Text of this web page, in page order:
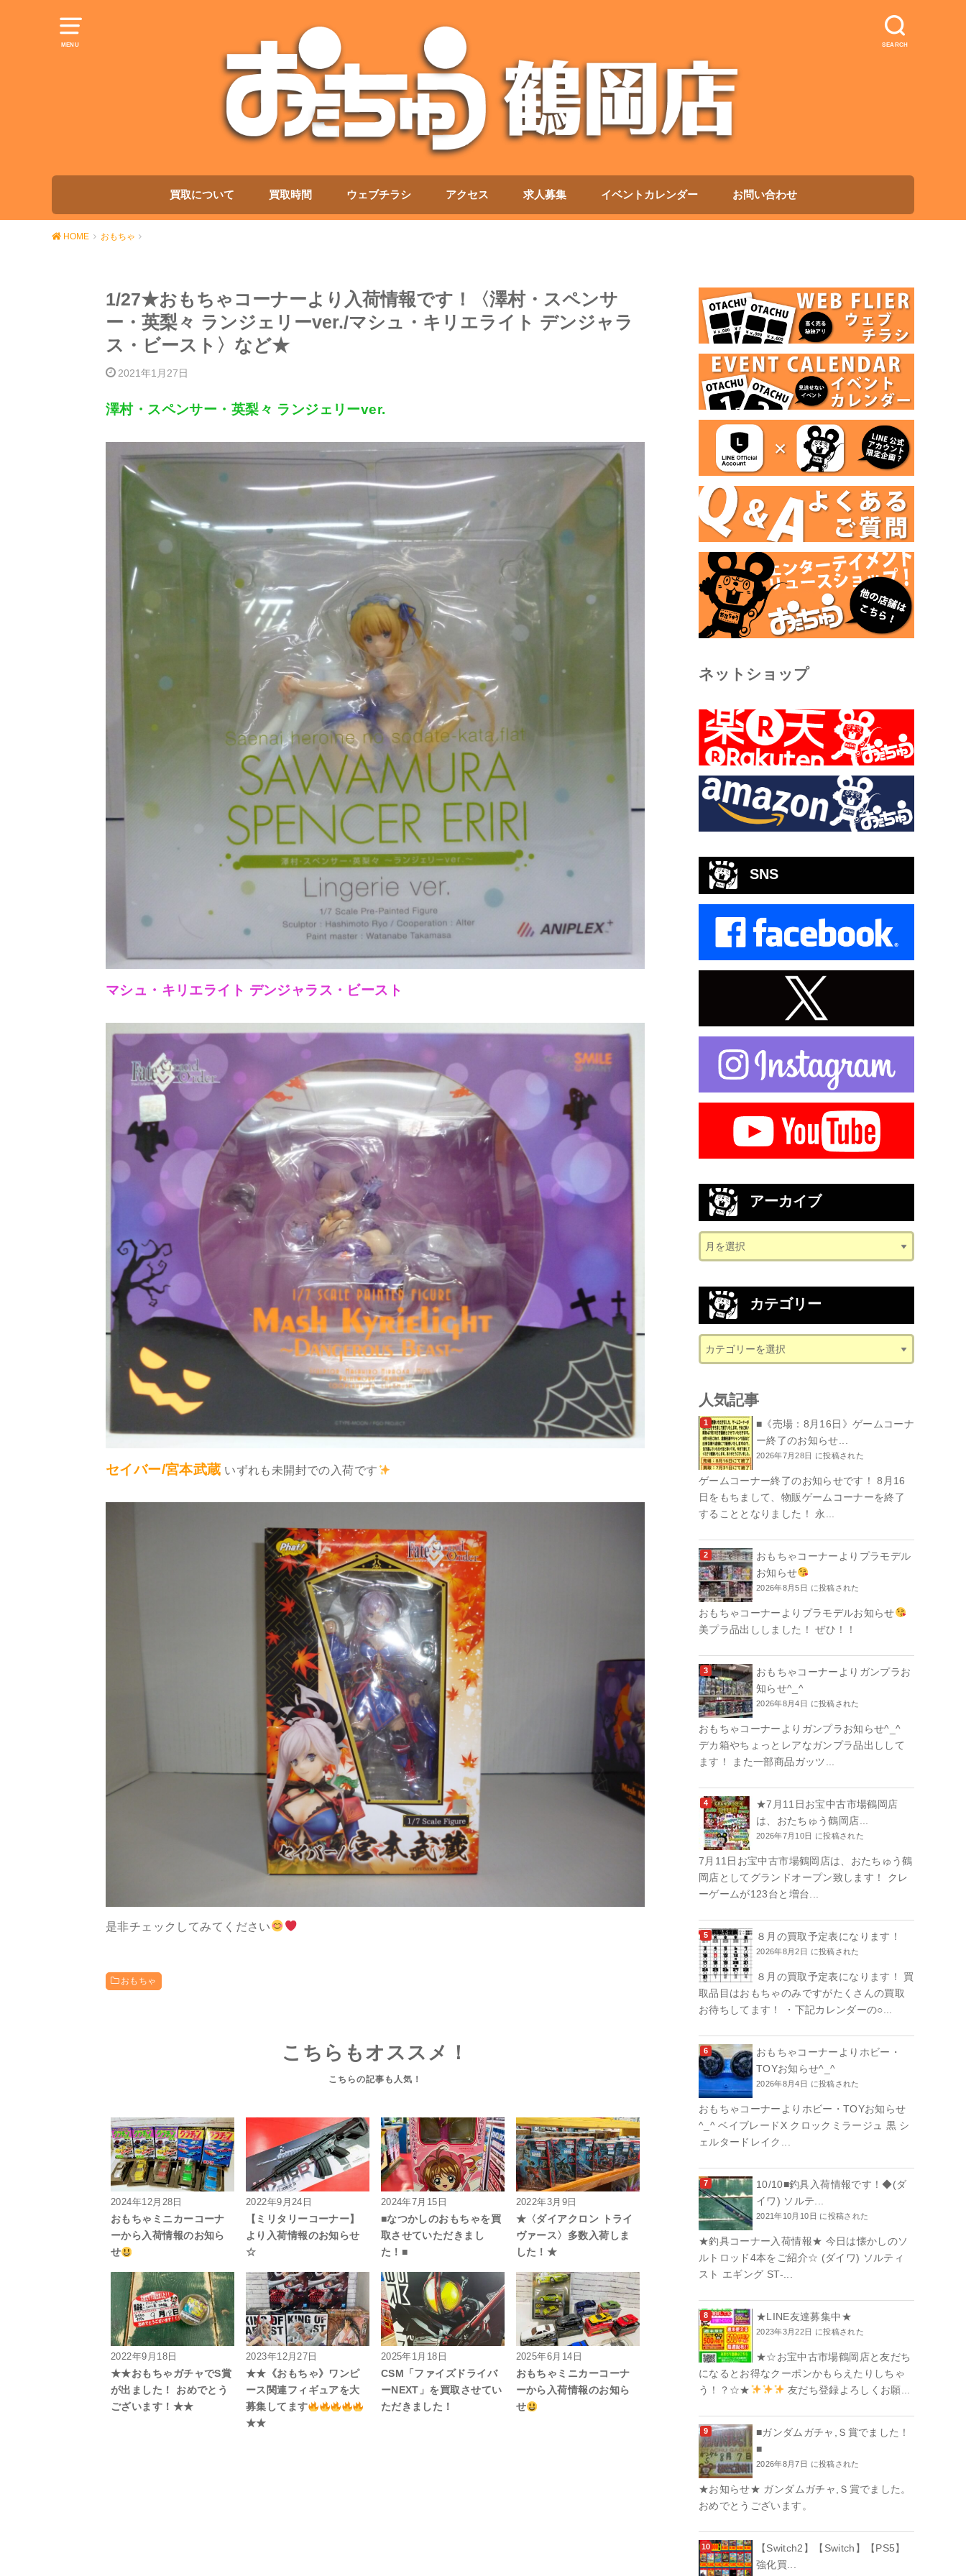
MENU SEARCH
買取について 買取時間 ウェブチラシ アクセス 求人募集 イベントカレンダー お問い合わせ
HOME おもちゃ
1/27★おもちゃコーナーより入荷情報です！〈澤村・スペンサ
ー・英梨々 ランジェリーver./マシュ・キリエライト デンジャラ
ス・ビースト〉など★
2021年1月27日
澤村・スペンサー・英梨々 ランジェリーver.
マシュ・キリエライト デンジャラス・ビースト
セイバー/宮本武蔵 いずれも未開封での入荷です
是非チェックしてみてください
おもちゃ
こちらもオススメ！
2024年12月28日
おもちゃミニカーコーナ
ーから入荷情報のお知ら
せ
2022年9月24日
【ミリタリーコーナー】
より入荷情報のお知らせ
☆
2024年7月15日
■なつかしのおもちゃを買
取させていただきまし
た！■
2022年3月9日
★〈ダイアクロン トライ
ヴァース〉多数入荷しま
した！★
2022年9月18日
★★おもちゃガチャでS賞
が出ました！ おめでとう
ございます！★★
2023年12月27日
★★《おもちゃ》ワンピ
ース関連フィギュアを大
募集してます
★★
2025年1月18日
CSM「ファイズドライバ
ーNEXT」を買取させてい
ただきました！
2025年6月14日
おもちゃミニカーコーナ
ーから入荷情報のお知ら
せ
ネットショップ
SNS
アーカイブ
カテゴリー
人気記事
■《売場：8月16日》ゲームコーナ
ー終了のお知らせ...
2026年7月28日 に投稿された
ゲームコーナー終了のお知らせです！ 8月16
日をもちまして、物販ゲームコーナーを終了
することとなりました！ 永...
おもちゃコーナーよりプラモデル
お知らせ
2026年8月5日 に投稿された
おもちゃコーナーよりプラモデルお知らせ
美プラ品出ししました！ ぜひ！！
おもちゃコーナーよりガンプラお
知らせ^_^
2026年8月4日 に投稿された
おもちゃコーナーよりガンプラお知らせ^_^
デカ箱やちょっとレアなガンプラ品出しして
ます！ また一部商品ガッツ...
★7月11日お宝中古市場鶴岡店
は、おたちゅう鶴岡店...
2026年7月10日 に投稿された
7月11日お宝中古市場鶴岡店は、おたちゅう鶴
岡店としてグランドオープン致します！ クレ
ーゲームが123台と増台...
８月の買取予定表になります！
2026年8月2日 に投稿された
８月の買取予定表になります！ 買
取品目はおもちゃのみですがたくさんの買取
お待ちしてます！ ・下記カレンダーの○...
おもちゃコーナーよりホビー・
TOYお知らせ^_^
2026年8月4日 に投稿された
おもちゃコーナーよりホビー・TOYお知らせ
^_^ ベイブレードX クロックミラージュ 黒 シ
ェルタードレイク...
10/10■釣具入荷情報です！◆(ダ
イワ) ソルテ...
2021年10月10日 に投稿された
★釣具コーナー入荷情報★ 今日は懐かしのソ
ルトロッド4本をご紹介☆ (ダイワ) ソルティ
スト エギング ST-...
★LINE友達募集中★
2023年3月22日 に投稿された
★☆お宝中古市場鶴岡店と友だち
になるとお得なクーポンかもらえたりしちゃ
う！？☆★
友だち登録よろしくお願...
■ガンダムガチャ,Ｓ賞でました！
■
2026年8月7日 に投稿された
★お知らせ★ ガンダムガチャ,Ｓ賞でました。
おめでとうございます。
【Switch2】【Switch】【PS5】
強化買...